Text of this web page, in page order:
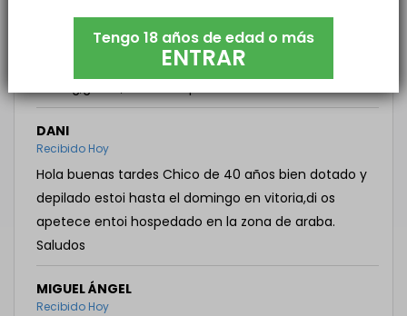
Buenas tardes; Chico de 45 discreto y aseado. Me
desplazo por zona norte. Debido a turnos podríamos
quedar. Primero hablamos y si hay
DANI
Recibido Hoy
Hola buenas tardes Chico de 40 años bien dotado y
depilado estoi hasta el domingo en vitoria,di os
apetece entoi hospedado en la zona de araba.
Saludos
MIGUEL ÁNGEL
Recibido Hoy
Tengo 18 años de edad o más
ENTRAR